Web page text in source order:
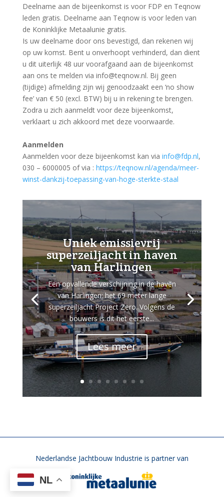
Deelname aan de bijeenkomst is voor FDP en Teqnow
leden gratis. Deelname aan Teqnow is voor leden van
de Koninklijke Metaalunie gratis.
Is uw deelname door ons bevestigd, dan rekenen wij
op uw komst. Bent u onverhoopt verhinderd, dan dient
u dit uiterlijk 48 uur voorafgaand aan de bijeenkomst
aan ons te melden via info@teqnow.nl. Bij geen
(tijdige) afmelding zijn wij genoodzaakt een ‘no show
fee’ van € 50 (excl. BTW) bij u in rekening te brengen.
Zodra u zich aanmeldt voor deze bijeenkomst,
verklaart u zich akkoord met deze voorwaarde.
Aanmelden
Aanmelden voor deze bijeenkomst kan via info@fdp.nl,
030 – 6000005 of via : https://teqnow.nl/agenda/meer-
winst-dankzij-toepassing-van-hoge-sterkte-staal
Uniek emissievrij
superzeiljacht in haven
van Harlingen
Een opvallende verschijning in de haven
van Harlingen: het 69 meter lange
superzeiljacht Project Zero. Volgens de
bouwers is dit het eerste...
Lees meer
Nederlandse Jachtbouw Industrie is partner van
NL